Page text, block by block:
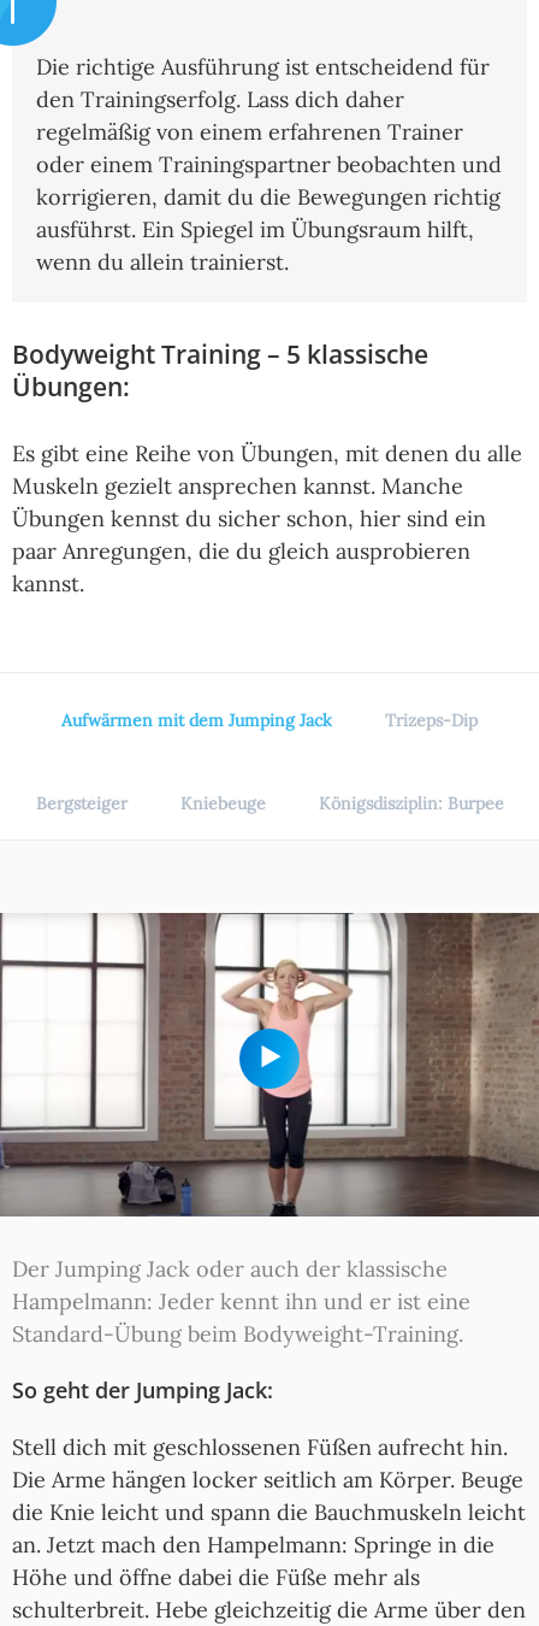
Die richtige Ausführung ist entscheidend für
den Trainingserfolg. Lass dich daher
regelmäßig von einem erfahrenen Trainer
oder einem Trainingspartner beobachten und
korrigieren, damit du die Bewegungen richtig
ausführst. Ein Spiegel im Übungsraum hilft,
wenn du allein trainierst.
Bodyweight Training – 5 klassische
Übungen:
Es gibt eine Reihe von Übungen, mit denen du alle
Muskeln gezielt ansprechen kannst. Manche
Übungen kennst du sicher schon, hier sind ein
paar Anregungen, die du gleich ausprobieren
kannst.
Aufwärmen mit dem Jumping Jack Trizeps-Dip
Bergsteiger Kniebeuge Königsdisziplin: Burpee
Der Jumping Jack oder auch der klassische
Hampelmann: Jeder kennt ihn und er ist eine
Standard-Übung beim Bodyweight-Training.
So geht der Jumping Jack:
Stell dich mit geschlossenen Füßen aufrecht hin.
Die Arme hängen locker seitlich am Körper. Beuge
die Knie leicht und spann die Bauchmuskeln leicht
an. Jetzt mach den Hampelmann: Springe in die
Höhe und öffne dabei die Füße mehr als
schulterbreit. Hebe gleichzeitig die Arme über den